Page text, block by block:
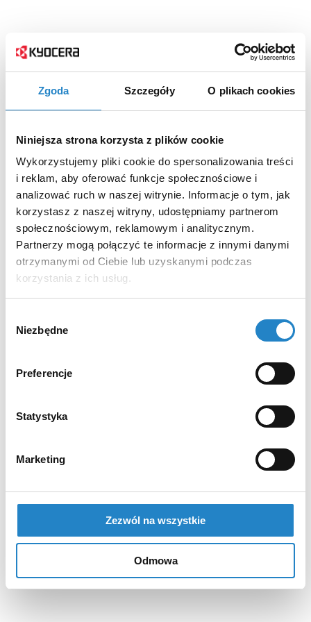
Zgoda Szczegóły O plikach cookies
Niniejsza strona korzysta z plików cookie
Wykorzystujemy pliki cookie do spersonalizowania treści
i reklam, aby oferować funkcje społecznościowe i
analizować ruch w naszej witrynie. Informacje o tym, jak
korzystasz z naszej witryny, udostępniamy partnerom
społecznościowym, reklamowym i analitycznym.
Partnerzy mogą połączyć te informacje z innymi danymi
otrzymanymi od Ciebie lub uzyskanymi podczas
korzystania z ich usług.
zgody
Niezbędne
Preferencje
Statystyka
Marketing
Zezwól na wszystkie
Odmowa